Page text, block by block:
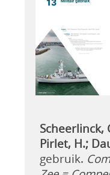
Scheerlinck,
Pirlet, H.;
gebruik.